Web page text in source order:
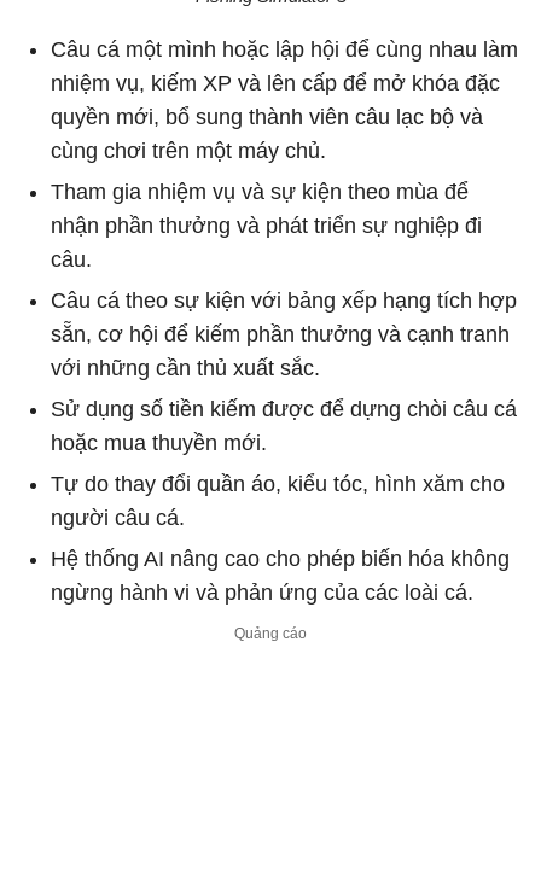
Câu cá một mình hoặc lập hội để cùng nhau làm
nhiệm vụ, kiếm XP và lên cấp để mở khóa đặc
quyền mới, bổ sung thành viên câu lạc bộ và
cùng chơi trên một máy chủ.
Tham gia nhiệm vụ và sự kiện theo mùa để
nhận phần thưởng và phát triển sự nghiệp đi
câu.
Câu cá theo sự kiện với bảng xếp hạng tích hợp
sẵn, cơ hội để kiếm phần thưởng và cạnh tranh
với những cần thủ xuất sắc.
Sử dụng số tiền kiếm được để dựng chòi câu cá
hoặc mua thuyền mới.
Tự do thay đổi quần áo, kiểu tóc, hình xăm cho
người câu cá.
Hệ thống AI nâng cao cho phép biến hóa không
ngừng hành vi và phản ứng của các loài cá.